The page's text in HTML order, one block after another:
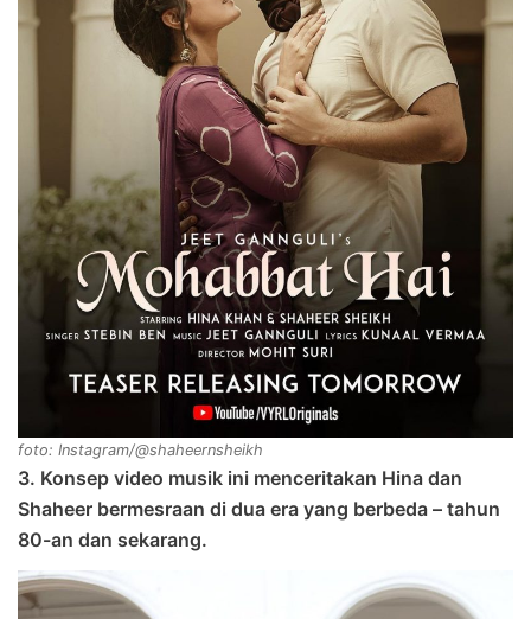
foto: Instagram/@shaheernsheikh
3. Konsep video musik ini menceritakan Hina dan
Shaheer bermesraan di dua era yang berbeda – tahun
80-an dan sekarang.